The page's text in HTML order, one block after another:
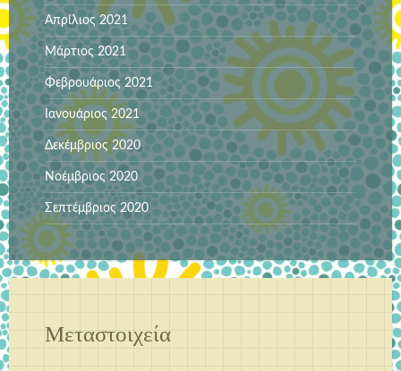
Απρίλιος 2021
Μάρτιος 2021
Φεβρουάριος 2021
Ιανουάριος 2021
Δεκέμβριος 2020
Νοέμβριος 2020
Σεπτέμβριος 2020
Μεταστοιχεία